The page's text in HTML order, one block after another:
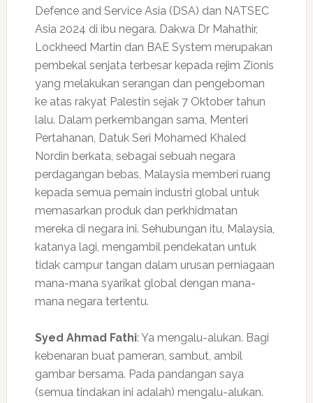
Defence and Service Asia (DSA) dan NATSEC
Asia 2024 di ibu negara. Dakwa Dr Mahathir,
Lockheed Martin dan BAE System merupakan
pembekal senjata terbesar kepada rejim Zionis
yang melakukan serangan dan pengeboman
ke atas rakyat Palestin sejak 7 Oktober tahun
lalu. Dalam perkembangan sama, Menteri
Pertahanan, Datuk Seri Mohamed Khaled
Nordin berkata, sebagai sebuah negara
perdagangan bebas, Malaysia memberi ruang
kepada semua pemain industri global untuk
memasarkan produk dan perkhidmatan
mereka di negara ini. Sehubungan itu, Malaysia,
katanya lagi, mengambil pendekatan untuk
tidak campur tangan dalam urusan perniagaan
mana-mana syarikat global dengan mana-
mana negara tertentu.
Syed Ahmad Fathi: Ya mengalu-alukan. Bagi
kebenaran buat pameran, sambut, ambil
gambar bersama. Pada pandangan saya
(semua tindakan ini adalah) mengalu-alukan.